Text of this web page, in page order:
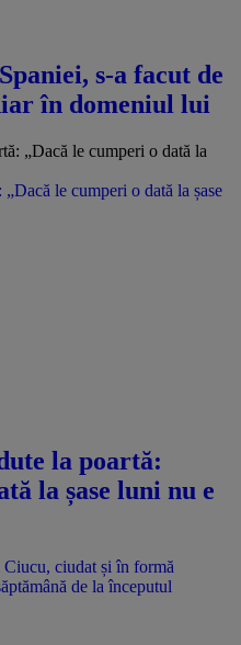
s-a facut de
în domeniul lui
le cumperi o dată la șase
la poartă:
la șase luni nu e
ciudat și în formă
de la începutul